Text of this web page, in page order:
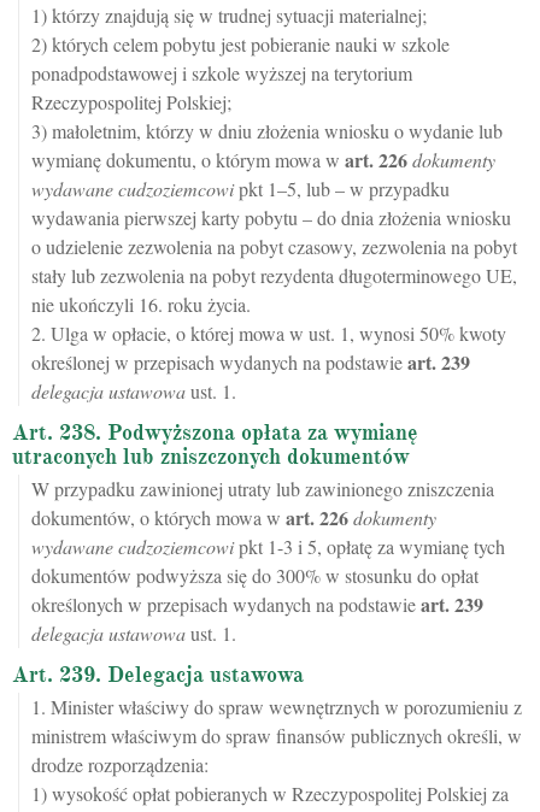
1) którzy znajdują się w trudnej sytuacji materialnej;
2) których celem pobytu jest pobieranie nauki w szkole
ponadpodstawowej i szkole wyższej na terytorium
Rzeczypospolitej Polskiej;
3) małoletnim, którzy w dniu złożenia wniosku o wydanie lub
wymianę dokumentu, o którym mowa w art.226dokumenty
wydawane cudzoziemcowipkt 1–5, lub – w przypadku
wydawania pierwszej karty pobytu – do dnia złożenia wniosku
o udzielenie zezwolenia na pobyt czasowy, zezwolenia na pobyt
stały lub zezwolenia na pobyt rezydenta długoterminowego UE,
nie ukończyli 16. roku życia.
2. Ulga w opłacie, o której mowa w ust. 1, wynosi 50% kwoty
określonej w przepisach wydanych na podstawieart.239
delegacja ustawowaust. 1.
Art. 238. Podwyższona opłata za wymianę
utraconych lub zniszczonych dokumentów
W przypadku zawinionej utraty lub zawinionego zniszczenia
dokumentów, o których mowa w art.226dokumenty
wydawane cudzoziemcowipkt 1-3 i 5, opłatę za wymianę tych
dokumentów podwyższa się do 300% w stosunku do opłat
określonych w przepisach wydanych na podstawieart.239
delegacja ustawowaust. 1.
Art. 239. Delegacja ustawowa
1. Minister właściwy do spraw wewnętrznych w porozumieniu z
ministrem właściwym do spraw finansów publicznych określi, w
drodze rozporządzenia:
1) wysokość opłat pobieranych w Rzeczypospolitej Polskiej za